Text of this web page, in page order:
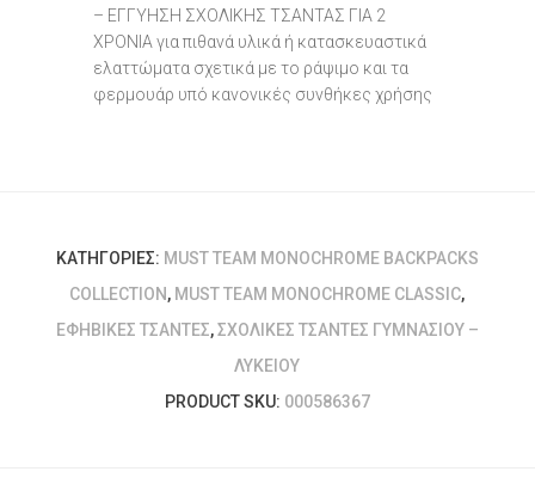
– ΕΓΓΥΗΣΗ ΣΧΟΛΙΚΗΣ ΤΣΑΝΤΑΣ ΓΙΑ 2
ΧΡΟΝΙΑ για πιθανά υλικά ή κατασκευαστικά
ελαττώματα σχετικά με το ράψιμο και τα
φερμουάρ υπό κανονικές συνθήκες χρήσης
ΚΑΤΗΓΟΡΊΕΣ: MUST TEAM MONOCHROME BACKPACKS
COLLECTION, MUST TEAM MONOCHROME CLASSIC,
ΕΦΗΒΙΚΈΣ ΤΣΆΝΤΕΣ,ΣΧΟΛΙΚΈΣ ΤΣΆΝΤΕΣ ΓΥΜΝΑΣΊΟΥ –
ΛΥΚΕΊΟΥ
PRODUCT SKU: 000586367